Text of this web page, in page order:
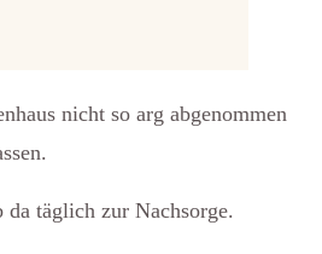
nicht so arg abgenommen
da täglich zur Nachsorge.